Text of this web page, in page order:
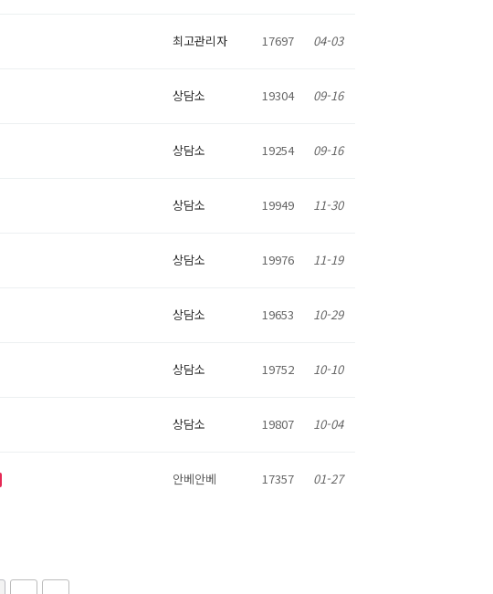
최고관리자 17697 04-03
상담소 19304 09-16
상담소 19254 09-16
상담소 19949 11-30
상담소 19976 11-19
상담소 19653 10-29
상담소 19752 10-10
상담소 19807 10-04
안베안베 17357 01-27